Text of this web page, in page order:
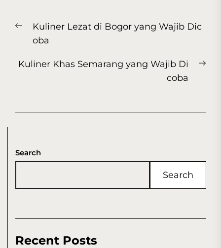
navigation
Previous
post:
Kuliner Lezat di Bogor yang Wajib Dic
oba
Kuliner Khas Semarang yang Wajib Di
coba
Search
Search
Recent Posts